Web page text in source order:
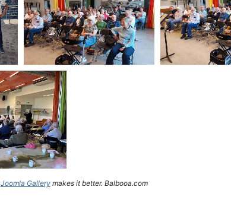
Joomla Gallerymakes it better. Balbooa.com